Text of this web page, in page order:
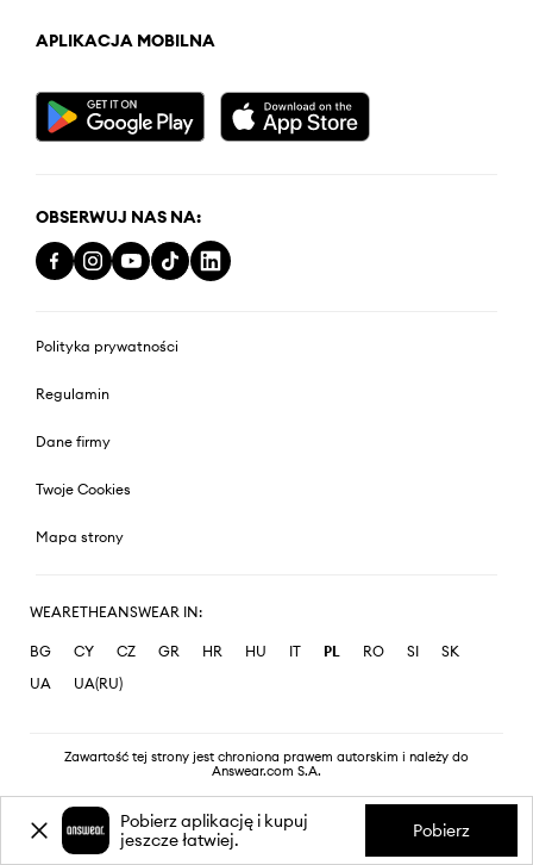
APLIKACJA MOBILNA
OBSERWUJ NAS NA:
Polityka prywatności
Regulamin
Dane firmy
Twoje Cookies
Mapa strony
WEARETHEANSWEAR IN:
BG CY CZ GR HR HU IT PL RO SI
SK
UA
UA(RU)
Zawartość tej strony jest chroniona prawem autorskim i należy do
Answear.com S.A.
Pobierz aplikację i kupuj
jeszcze łatwiej.
Pobierz